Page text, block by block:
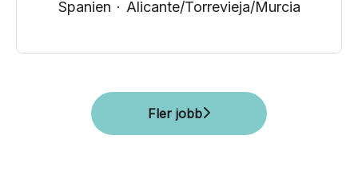
Spanien · Alicante/Torrevieja/Murcia
Fler jobb